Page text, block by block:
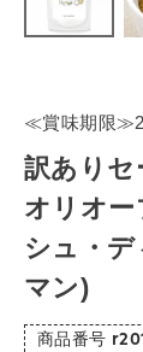
≪賞味期限
訳あり
オリオ
シュ・
マン)
商品番号